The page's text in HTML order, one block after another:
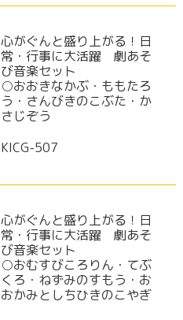
心がぐんと盛り上がる！日
常・行事に大活躍 劇あそ
び音楽セット
○おおきなかぶ・ももたろ
う・さんびきのこぶた・か
さじぞう
KICG-507
心がぐんと盛り上がる！日
常・行事に大活躍 劇あそ
び音楽セット
○おむすびころりん・てぶ
くろ・ねずみのすもう・お
おかみとしちひきのこやぎ